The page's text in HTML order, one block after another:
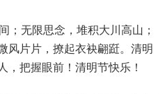
；无限思念，堆积大川高山；
风片片，撩起衣袂翩跹。清明
，把握眼前！清明节快乐！